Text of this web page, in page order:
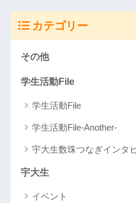
カテゴリー
その他
学生活動File
学生活動File
学生活動File-Another-
宇大生数珠つなぎインタ
宇大生
イベント